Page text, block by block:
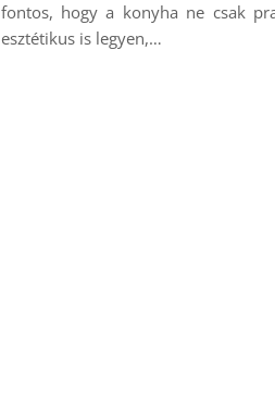
fontos, hogy a konyha ne csak
esztétikus is legyen,…